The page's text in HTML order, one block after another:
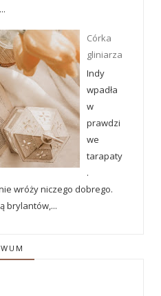
Córka
gliniarza
Indy
wpadła
w
prawdzi
we
tarapaty
.
wróży niczego dobrego.
brylantów,...